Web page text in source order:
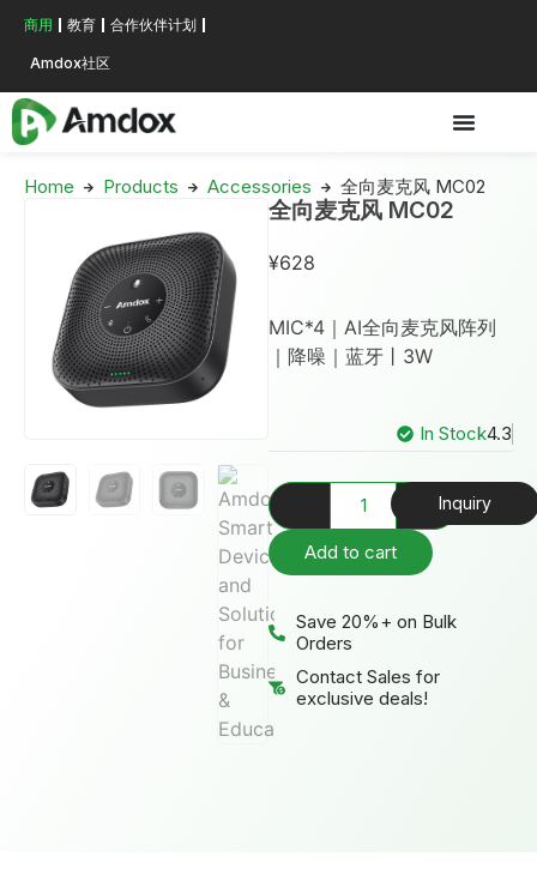
商用 教育 合作伙伴计划
Amdox社区
Home Products Accessories 全向麦克风 MC02
全向麦克风 MC02
¥628
MIC*4｜AI全向麦克风阵列
｜降噪｜蓝牙丨3W
4.3
In Stock
Add to cart
Inquiry
Save 20%+ on Bulk
Orders
Contact Sales for
exclusive deals!